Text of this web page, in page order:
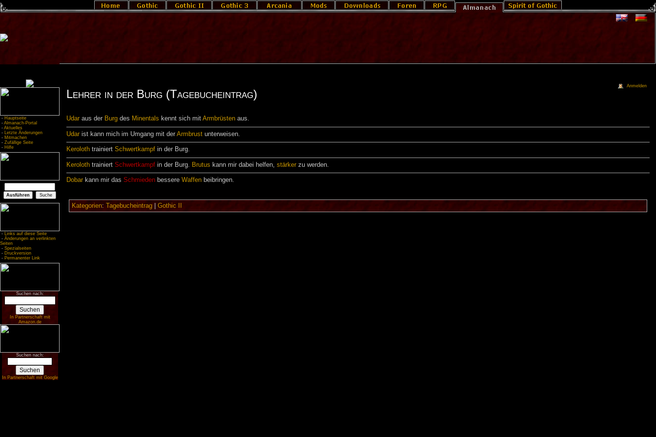
- Hauptseite
- Almanach-Portal
- Aktuelles
- Letzte Änderungen
- Mitmachen
- Zufällige Seite
- Hilfe
- Links auf diese Seite
- Änderungen an verlinkten
Seiten
- Spezialseiten
- Druckversion
- Permanenter Link
Suchen nach:
In Partnerschaft mit
Amazon.de
Suchen nach:
In Partnerschaft mit Google
Lehrer in der Burg (Tagebucheintrag)
Udaraus der Burgdes Minentals kennt sich mit Armbrüstenaus.
Udarist kann mich im Umgang mit der Armbrustunterweisen.
Kerolothtrainiert Schwertkampfin der Burg.
Kerolothtrainiert Schwertkampfin der Burg. Brutus kann mir dabei helfen, stärkerzu werden.
Dobarkann mir das Schmiedenbessere Waffenbeibringen.
Kategorien: Tagebucheintrag| Gothic II
Anmelden